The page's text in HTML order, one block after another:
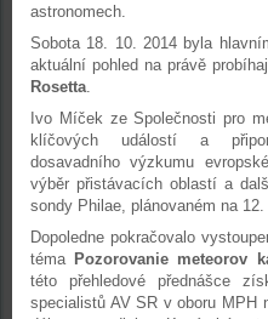
astronomech.
Sobota 18. 10. 2014 byla
aktuální pohled na právě
Rosetta.
Ivo Míček ze Společnosti pro
klíčových událostí a
dosavadního výzkumu
výběr přistávacích oblastí a
sondy Philae, plánovaném na 12.
Dopoledne pokračovalo
téma Pozorovanie meteorov
této přehledové přednášce
specialistů AV SR v oboru MPH